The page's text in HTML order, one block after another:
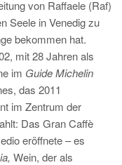
von Raffaele (Raf)
Seele in Venedig zu
bekommen hat.
mit 28 Jahren als
im Guide Michelin
das 2011
im Zentrum der
Das Gran Caffè
eröffnete – es
Wein, der als